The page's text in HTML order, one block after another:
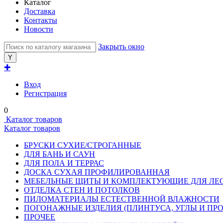
Каталог
Доставка
Контакты
Новости
Закрыть окно
✚
Вход
Регистрация
0
Каталог товаров
Каталог товаров
БРУСКИ СУХИЕ/СТРОГАННЫЕ
ДЛЯ БАНЬ И САУН
ДЛЯ ПОЛА И ТЕРРАС
ДОСКА СУХАЯ ПРОФИЛИРОВАННАЯ
МЕБЕЛЬНЫЕ ЩИТЫ И КОМПЛЕКТУЮЩИЕ ДЛЯ
ОТДЕЛКА СТЕН И ПОТОЛКОВ
ПИЛОМАТЕРИАЛЫ ЕСТЕСТВЕННОЙ ВЛАЖНОСТИ
ПОГОНАЖНЫЕ ИЗДЕЛИЯ (ПЛИНТУСА, УГЛЫ И
ПРОЧЕЕ